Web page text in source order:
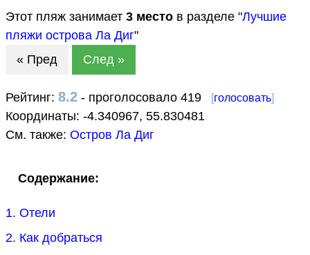
Этот пляж занимает 3 место в разделе "Лучшие
пляжи острова Ла Диг"
« Пред
След »
Рейтинг: 8.2 - проголосовало 419 [голосовать]
Координаты: -4.340967, 55.830481
См. также: Остров Ла Диг
Содержание:
1. Отели
2. Как добраться